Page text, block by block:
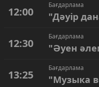
12:00
Бағдарлама
"Дәуір
12:30
Бағдарлама
"Әуен
13:25
Бағдарлама
"Музыка